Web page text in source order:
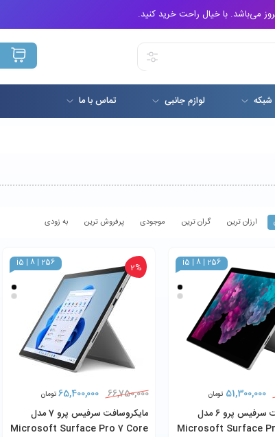
می‌باشد. با خیال راحت خرید کنید.
شبکه لوازم جانبی تماس با ما
ارزان ترین گران ترین موجودی پرفروش ترین به زودی
i5 | 8 | 256
51,300,000 تومان
مایکروسافت سرفیس پرو 6 مدل
Microsoft Surface
i5 | 8 | 256 2%
66,750,000
65,400,000 تومان
مایکروسافت سرفیس پرو 7 مدل
Microsoft Surface Pro 7 Core